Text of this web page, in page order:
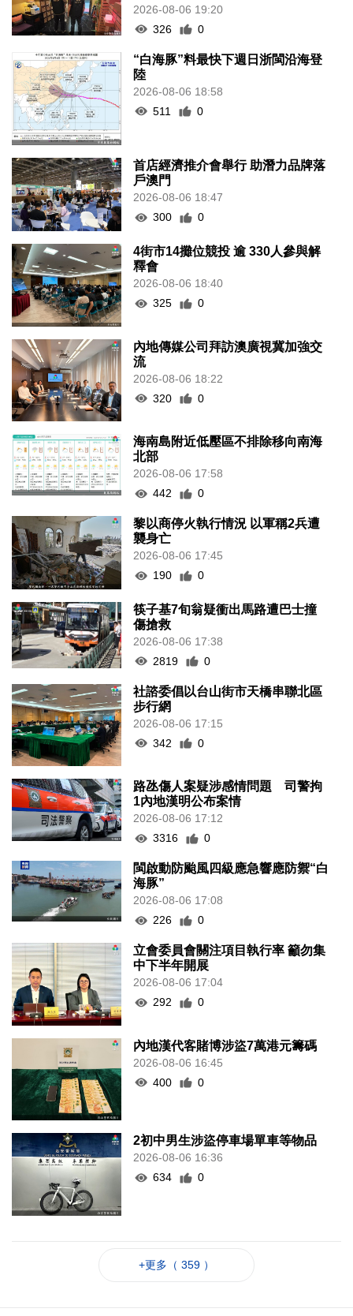
2026-08-06 19:20
326
0
“白海豚”料最快下週日浙閩沿海登
陸
2026-08-06 18:58
511
0
首店經濟推介會舉行 助潛力品牌落
戶澳門
2026-08-06 18:47
300
0
4街市14攤位競投 逾 330人參與解
釋會
2026-08-06 18:40
325
0
內地傳媒公司拜訪澳廣視冀加強交
流
2026-08-06 18:22
320
0
海南島附近低壓區不排除移向南海
北部
2026-08-06 17:58
442
0
黎以商停火執行情況 以軍稱2兵遭
襲身亡
2026-08-06 17:45
190
0
筷子基7旬翁疑衝出馬路遭巴士撞
傷搶救
2026-08-06 17:38
2819
0
社諮委倡以台山街市天橋串聯北區
步行網
2026-08-06 17:15
342
0
路氹傷人案疑涉感情問題 司警拘
1內地漢明公布案情
2026-08-06 17:12
3316
0
閩啟動防颱風四級應急響應防禦“白
海豚”
2026-08-06 17:08
226
0
立會委員會關注項目執行率 籲勿集
中下半年開展
2026-08-06 17:04
292
0
內地漢代客賭博涉盜7萬港元籌碼
2026-08-06 16:45
400
0
2初中男生涉盜停車場單車等物品
2026-08-06 16:36
634
0
+更多（ 359 ）